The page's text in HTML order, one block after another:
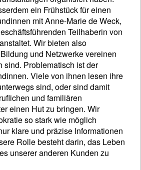
ein Frühstück für einen
mit Anne-Marie de Weck,
Teilhaberin von
Wir bieten also
und Netzwerke vereinen
sind. Problematisch ist der
Viele von ihnen lesen ihre
sind, oder sind damit
und familiären
einen Hut zu bringen. Wir
so stark wie möglich
klare und präzise Informationen
Rolle besteht darin, das Leben
unserer anderen Kunden zu